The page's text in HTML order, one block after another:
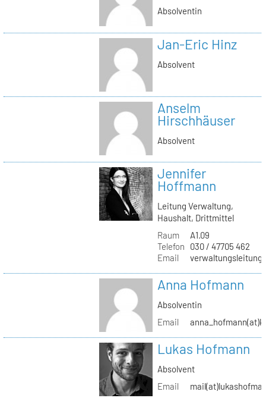
Absolventin
Jan-Eric Hinz
Absolvent
Anselm
Hirschhäuser
Absolvent
Jennifer
Hoffmann
Leitung Verwaltung,
Haushalt, Drittmittel
Raum
A1.09
Telefon
030 / 47705 462
Email
Anna Hofmann
Absolventin
Email
Lukas Hofmann
Absolvent
Email